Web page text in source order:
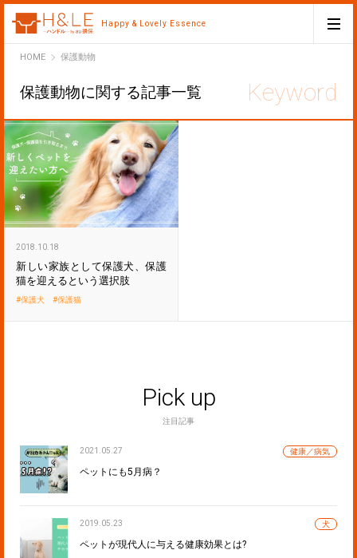
Happy & Lovely Essence
HOMEH&LE保護動物
保護動物に関する記事一覧
2018.10.18
新しい家族として保護犬、保護
猫を迎えるという選択肢
保護犬 保護猫
Pick up
注目記事
2021.05.27 健康／病気
ペットにも5月病？
2019.05.23 犬
ペットが現代人に与える健康効果とは?